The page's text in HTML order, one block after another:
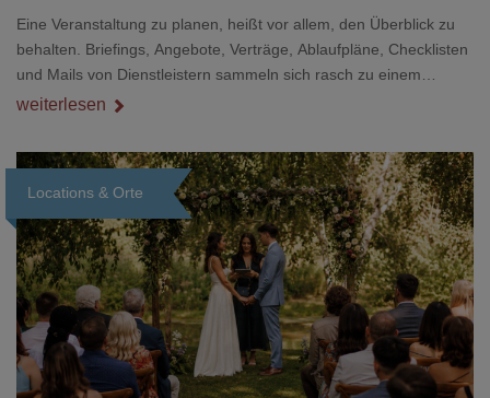
Eine Veranstaltung zu planen, heißt vor allem, den Überblick zu
behalten. Briefings, Angebote, Verträge, Ablaufpläne, Checklisten
und Mails von Dienstleistern sammeln sich rasch zu einem
unübersichtlichen Stapel. Wer schon einmal kurz vor einem Event
Dokument gesucht hat, kennt das mulmige Gefühl.
weiterlesen
Locations & Orte
Loading...